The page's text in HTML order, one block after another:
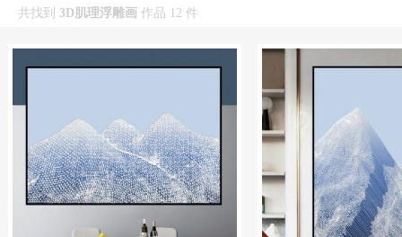
共找到 3D肌理浮雕画 作品 12 件